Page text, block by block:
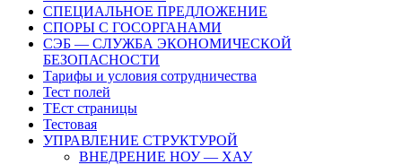
СПЕЦИАЛЬНОЕ ПРЕДЛОЖЕНИЕ
СПОРЫ С ГОСОРГАНАМИ
СЭБ — СЛУЖБА ЭКОНОМИЧЕСКОЙ
БЕЗОПАСНОСТИ
Тарифы и условия сотрудничества
Тест полей
ТЕст страницы
Тестовая
УПРАВЛЕНИЕ СТРУКТУРОЙ
ВНЕДРЕНИЕ НОУ — ХАУ